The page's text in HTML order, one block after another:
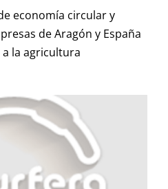
economía circular y
de Aragón y España
la agricultura